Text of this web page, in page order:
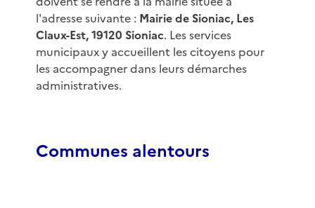
l'adresse suivante : Mairie de Sioniac, Les
Claux-Est, 19120 Sioniac. Les services
municipaux y accueillent les citoyens pour
les accompagner dans leurs démarches
administratives.
Communes alentours